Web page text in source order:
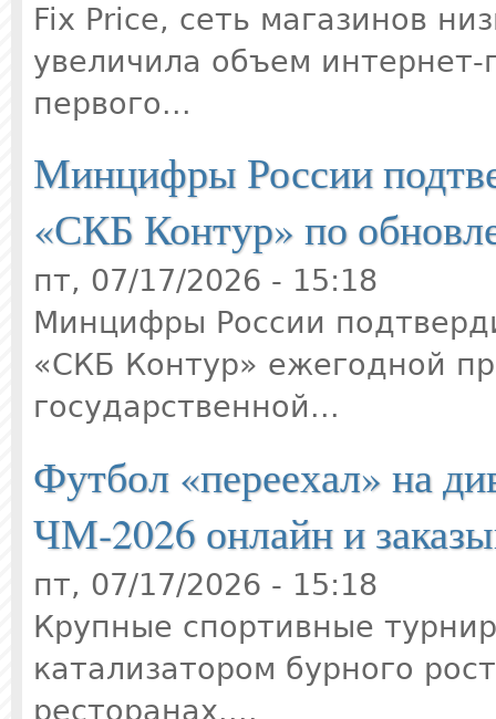
Fix Price, сеть магазинов
увеличила объем
первого...
Минцифры России
«СКБ Контур» по
пт, 07/17/2026 - 15:18
Минцифры России
«СКБ Контур» ежегодной
государственной...
Футбол «переехал» на
ЧМ-2026 онлайн и
пт, 07/17/2026 - 15:18
Крупные спортивные
катализатором бурного
ресторанах....